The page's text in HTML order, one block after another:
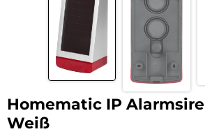
Homematic IP
Weiß